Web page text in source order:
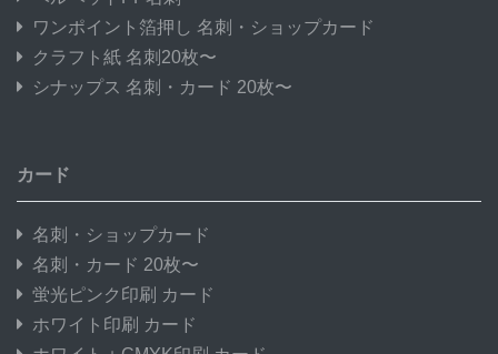
ワンポイント箔押し 名刺・ショップカード
クラフト紙 名刺20枚〜
シナップス 名刺・カード 20枚〜
カード
名刺・ショップカード
名刺・カード 20枚〜
蛍光ピンク印刷 カード
ホワイト印刷 カード